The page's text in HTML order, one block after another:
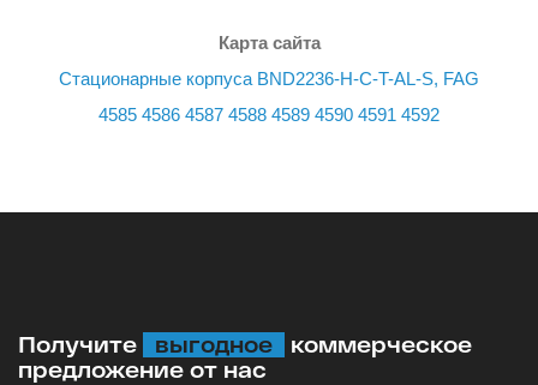
Карта сайта
Стационарные корпуса BND2236-H-C-T-AL-S, FAG
4585 4586 4587 4588 4589 4590 4591 4592
Получите выгодное
коммерческое
предложение от нас